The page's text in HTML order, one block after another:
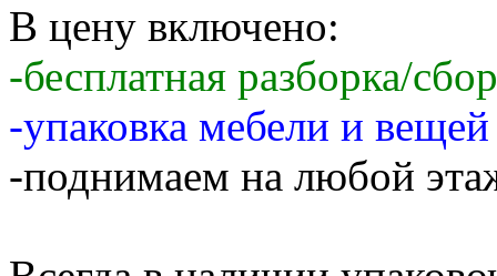
В цену включено:
-бесплатная разборка/
-упаковка мебели и
-поднимаем на любой